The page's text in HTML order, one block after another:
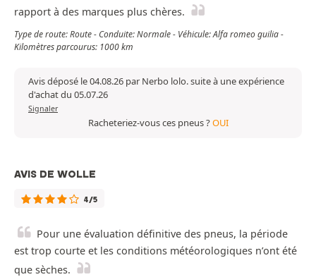
rapport à des marques plus chères.
Type de route: Route - Conduite: Normale - Véhicule: Alfa romeo guilia -
Kilomètres parcourus: 1000 km
Avis déposé le 04.08.26 par Nerbo lolo. suite à une expérience
d'achat du 05.07.26
Signaler
Racheteriez-vous ces pneus ?OUI
AVIS DE WOLLE
4/5
Pour une évaluation définitive des pneus, la période
est trop courte et les conditions météorologiques n’ont été
que sèches.